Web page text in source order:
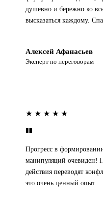
душевно и бережно ко
высказаться каждому.
Алексей Афанасьев
Эксперт по переговорам
★ ★ ★ ★ ★
Прогресс в
манипуляций очевиден!
действия переводят
это очень ценный опыт.